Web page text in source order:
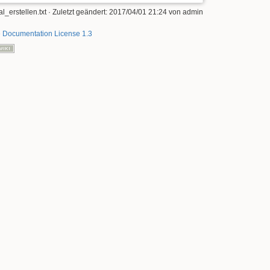
· Zuletzt geändert: 2017/04/01 21:24von admin
Documentation License 1.3